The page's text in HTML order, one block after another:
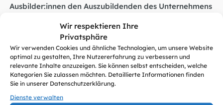
Wir respektieren Ihre
Privatsphäre
Wir verwenden Cookies und ähnliche Technologien, um unsere Website
optimal zu gestalten, Ihre Nutzererfahrung zu verbessern und
relevante Inhalte anzuzeigen. Sie können selbst entscheiden, welche
Kategorien Sie zulassen möchten. Detaillierte Informationen finden
Sie in unserer Datenschutzerklärung.
Dienste verwalten
Ausbilder:innen den Auszubildenden des Unternehmens
Zertifikat absolvieren.„Wir hoffen, dass wir mit dem
Digitalführerschein einen guten Beitrag dazu leisten
können, dass sich unsere jungen Azubis gut in der
digitalen Welt zurechtfinden“, soAngela Papenburg.
„Unser Schwerpunkt mit dem Digitalführerschein liegt
darauf, die Digitalkompetenzen der Mitarbeitenden